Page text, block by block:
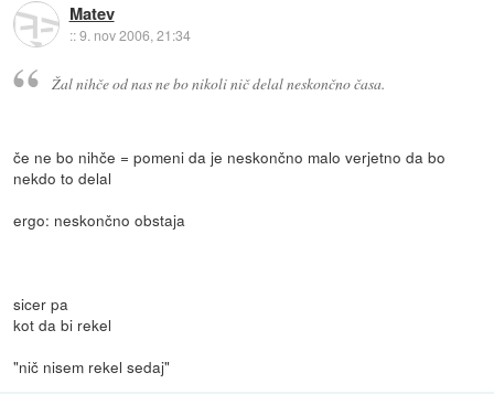
Matev
::9. nov 2006, 21:34
Žal nihče od nas ne bo nikoli nič delal neskončno časa.
če ne bo nihče = pomeni da je neskončno malo verjetno da bo
nekdo to delal
ergo: neskončno obstaja
sicer pa
kot da bi rekel
"nič nisem rekel sedaj"